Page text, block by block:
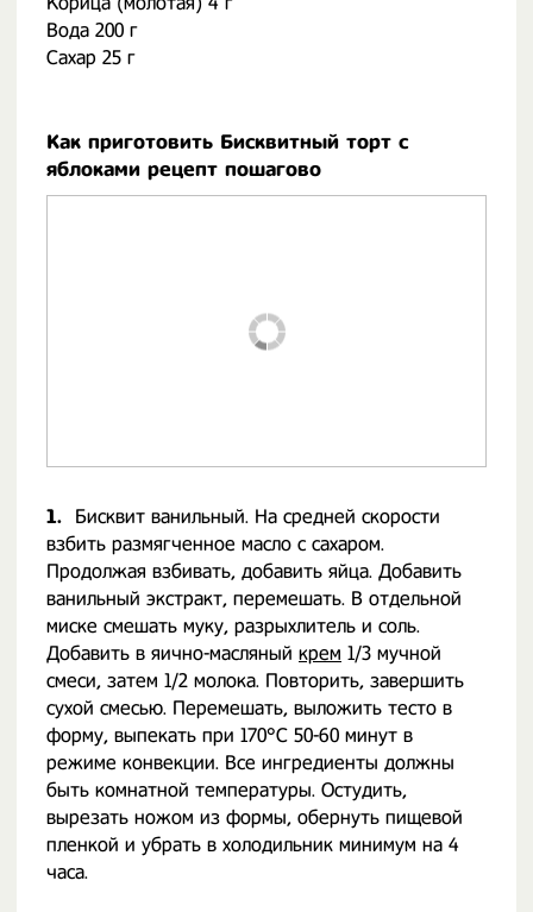
Вода 200 г
Сахар 25 г
Как приготовить Бисквитный торт с
яблоками рецепт пошагово
1.
Бисквит ванильный. На средней скорости
взбить размягченное масло с сахаром.
Продолжая взбивать, добавить яйца. Добавить
ванильный экстракт, перемешать. В отдельной
миске смешать муку, разрыхлитель и соль.
Добавить в яично-масляный крем 1/3 мучной
смеси, затем 1/2 молока. Повторить, завершить
сухой смесью. Перемешать, выложить тесто в
форму, выпекать при 170°С 50-60 минут в
режиме конвекции. Все ингредиенты должны
быть комнатной температуры. Остудить,
вырезать ножом из формы, обернуть пищевой
пленкой и убрать в холодильник минимум на 4
часа.